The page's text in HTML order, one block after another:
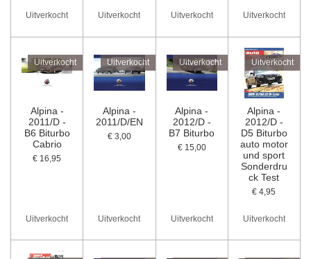
Uitverkocht Uitverkocht Uitverkocht Uitverkocht
Uitverkocht
Alpina -
2011/D -
B6 Biturbo
Cabrio
€ 16,95
Uitverkocht
Uitverkocht
Alpina -
2011/D/EN
€ 3,00
Uitverkocht
Uitverkocht
Alpina -
2012/D -
B7 Biturbo
€ 15,00
Uitverkocht
Uitverkocht
Alpina -
2012/D -
D5 Biturbo
auto motor
und sport
Sonderdru
ck Test
€ 4,95
Uitverkocht